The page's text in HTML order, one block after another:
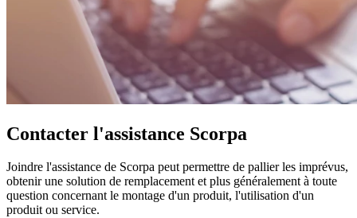
Contacter l'assistance Scorpa
Joindre l'assistance de Scorpa peut permettre de pallier les imprévus,
obtenir une solution de remplacement et plus généralement à toute
question concernant le montage d'un produit, l'utilisation d'un
produit ou service.